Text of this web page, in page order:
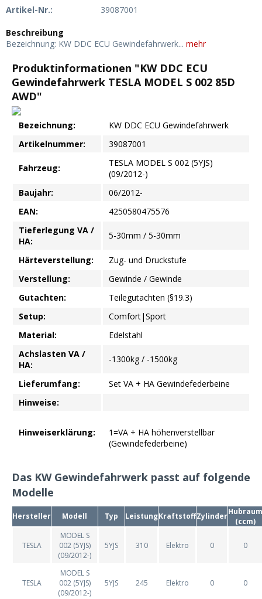
Artikel-Nr.: 39087001
Beschreibung
Bezeichnung: KW DDC ECU Gewindefahrwerk... mehr
Produktinformationen "KW DDC ECU
Gewindefahrwerk TESLA MODEL S 002 85D
AWD"
Bezeichnung:
KW DDC ECU Gewindefahrwerk
Artikelnummer:
39087001
Fahrzeug:
TESLA MODEL S 002 (5YJS)
(09/2012-)
Baujahr:
06/2012-
EAN:
4250580475576
Tieferlegung VA /
HA:
5-30mm / 5-30mm
Härteverstellung:
Zug- und Druckstufe
Verstellung:
Gewinde / Gewinde
Gutachten:
Teilegutachten (§19.3)
Setup:
Comfort|Sport
Material:
Edelstahl
Achslasten VA /
HA:
-1300kg / -1500kg
Lieferumfang:
Set VA + HA Gewindefederbeine
Hinweise:
Hinweiserklärung:
1=VA + HA höhenverstellbar
(Gewindefederbeine)
Das KW Gewindefahrwerk passt auf folgende
Modelle
Hersteller Modell Typ LeistungKraftstoffZylinderHubraum
(ccm)
TESLA
MODEL S
002 (5YJS)
(09/2012-)
5YJS 310 Elektro 0 0
TESLA
MODEL S
002 (5YJS)
(09/2012-)
5YJS 245 Elektro 0 0